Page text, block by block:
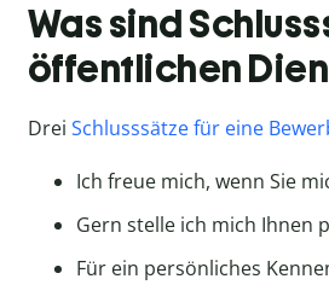
Was sind
öffentlichen
Drei Schlusssätze für eine
Ich freue mich, wenn Sie
Gern stelle ich mich Ihnen
Für ein persönliches